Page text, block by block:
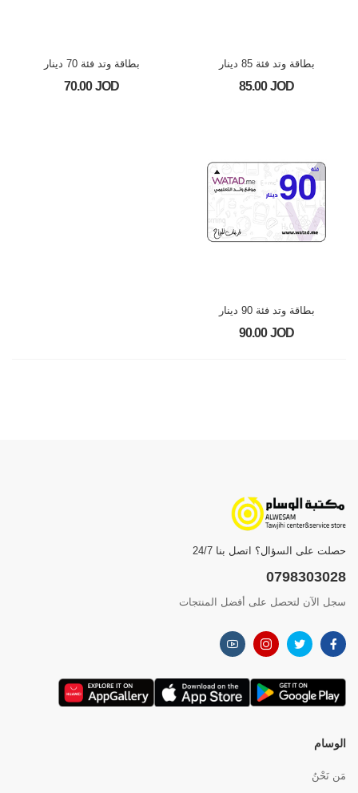
بطاقة وتد فئة 85 دينار
85.00 JOD
بطاقة وتد فئة 70 دينار
70.00 JOD
بطاقة وتد فئة 90 دينار
90.00 JOD
حصلت على السؤال؟ اتصل بنا 24/7
0798303028
سجل الآن لتحصل على أفضل المنتجات
الوسام
مَن نَحْنُ